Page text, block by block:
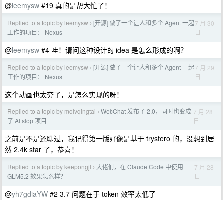
@leemysw #19 真的是帮大忙了！
Replied to a topic by leemysw › [开源] 做了一个让人和多个 Agent 一起
工作的项目： Nexus
7 月 30
日
@leemysw #4 哇！请问这种设计的 idea 是怎么形成的啊？
Replied to a topic by leemysw › [开源] 做了一个让人和多个 Agent 一起
工作的项目： Nexus
7 月 29
日
这个动画也太夯了，是怎么实现的呀！
Replied to a topic by molvqingtai › WebChat 发布了 2.0，同时也变成
了 AI slop 项目
7 月 28
日
之前是不是还聊过，我记得第一版好像是基于 trystero 的，没想到居
然 2.4k star 了，恭喜！
Replied to a topic by keepongjl › 大佬们，在 Claude Code 中使用
GLM5.2 效果怎么样？
7 月 28
日
@yh7gdiaYW #2 3.7 问题在于 token 效率太低了